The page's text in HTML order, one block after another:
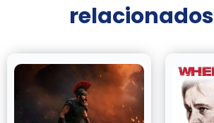
relacionados